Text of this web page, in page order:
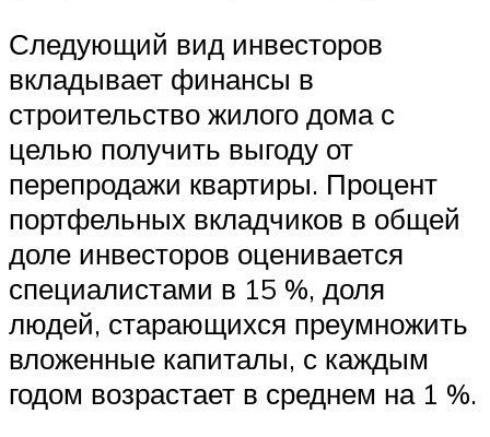
Следующий вид инвесторов
вкладывает финансы в
строительство жилого дома с
целью получить выгоду от
перепродажи квартиры. Процент
портфельных вкладчиков в общей
доле инвесторов оценивается
специалистами в 15 %, доля
людей, старающихся преумножить
вложенные капиталы, с каждым
годом возрастает в среднем на 1 %.